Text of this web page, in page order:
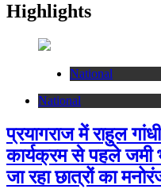
Highlights
National
National
प्रयागराज में राहुल
कार्यक्रम से पहले जमी
जा रहा छात्रों का